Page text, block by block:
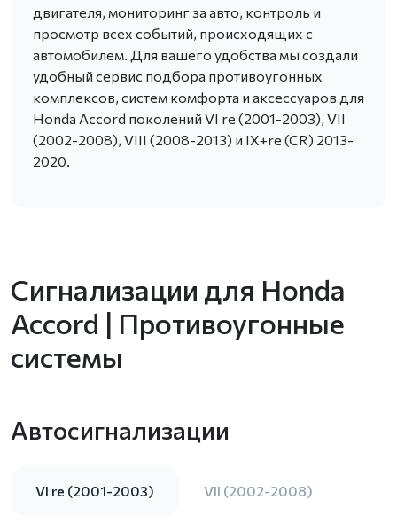
двигателя, мониторинг за авто, контроль и
просмотр всех событий, происходящих с
автомобилем. Для вашего удобства мы создали
удобный сервис подбора противоугонных
комплексов, систем комфорта и аксессуаров для
Honda Accord поколений VI re (2001-2003), VII
(2002-2008), VIII (2008-2013) и IX+re (CR) 2013-
2020.
Сигнализации для Honda
Accord | Противоугонные
системы
Автосигнализации
VI re (2001-2003) VII (2002-2008)